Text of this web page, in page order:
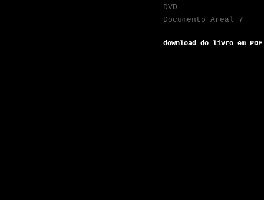
DVD
Documento Areal 7
download do livro em PDF